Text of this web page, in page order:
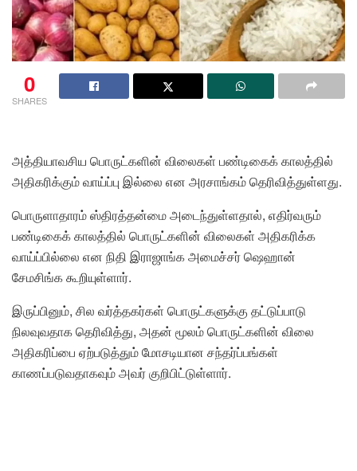
0
SHARES
அத்தியாவசிய பொருட்களின் விலைகள் பண்டிகைக் காலத்தில்
அதிகரிக்கும் வாய்ப்பு இல்லை என அரசாங்கம் தெரிவித்துள்ளது.
பொருளாதாரம் ஸ்திரத்தன்மை அடைந்துள்ளதால், எதிர்வரும்
பண்டிகைக் காலத்தில் பொருட்களின் விலைகள் அதிகரிக்க
வாய்ப்பில்லை என நிதி இராஜாங்க அமைச்சர் ஷெஹான்
சேமசிங்க கூறியுள்ளார்.
இருப்பினும், சில வர்த்தகர்கள் பொருட்களுக்கு தட்டுப்பாடு
நிலவுவதாக தெரிவித்து, அதன் மூலம் பொருட்களின் விலை
அதிகரிப்பை ஏற்படுத்தும் மோசடியான சந்தர்ப்பங்கள்
காணப்படுவதாகவும் அவர் குறிபிட்டுள்ளார்.